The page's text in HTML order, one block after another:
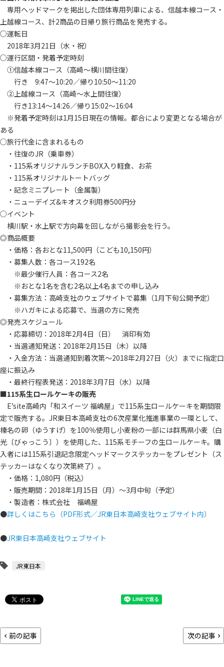
専用ヘッドマークを掲出した団体専用列車による、信越本線コース・
上越線コース、計2商品の日帰り旅行商品を発売する。
○運転日
2018年3月21日（水・祝）
○運行区間・発着予定時刻
①信越本線コース（高崎～横川間往復）
行き 9:47～10:20／帰り10:50～11:20
②上越線コース（高崎～水上間往復）
行き13:14～14:26／帰り15:02～16:04
※発着予定時刻は1月15日現在の情報。都合により変更となる場合が
ある
○旅行代金に含まれるもの
・往復のJR（乗車券）
・115系オリジナルランチBOX入り軽食、お茶
・115系オリジナルトートバッグ
・記念ミニプレート（金属製）
・ニューデイズ&キオスク利用券500円分
○イベント
横川駅・水上駅で方向幕を回しながら撮影会を行う。
◎商品概要
・価格：各おとな11,500円（こども10,150円）
・募集人数：各コース192名
※最少催行人員：各コース2名
※おとな1名を含む2名以上4名までの申し込み
・募集方法：高崎支社のウェブサイトで募集（1月下旬公開予定）
※ハガキによる応募で、当選の方に発売
◎発売スケジュール
・応募締切：2018年2月4日（日） 消印有効
・当選通知発送：2018年2月15日（木）以降
・入金方法：当選通知到着次第～2018年2月27日（火）までに指定口
座に振込み
・最終行程表発送：2018年3月7日（水）以降
■115系生ロールケーキの販売
E’site高崎内「和スイーツ 福嶋屋」で115系生ロールケーキを期間限
定で販売する。JR東日本高崎支社の6次産業化推進事業の一環として、
榛名の卵（ゆうすげ）を100％使用し小麦粉の一部には群馬県小麦（白
光〔びゃっこう〕）を使用した、115系モチーフの生ロールケーキ。購
入者には115系引退記念限定ヘッドマークステッカーをプレゼント（ス
テッカーはなくなり次第終了）。
・価格：1,080円（税込）
・販売期間：2018年1月15日（月）～3月中旬（予定）
・製造者：株式会社 福嶋屋
●詳しくはこちら（PDF形式／JR東日本高崎支社ウェブサイト内）
●JR東日本高崎支社ウェブサイト
JR東日本
前の記事 次の記事